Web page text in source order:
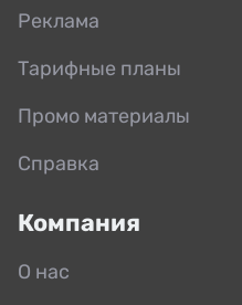
Реклама
Тарифные планы
Промо материалы
Справка
Компания
О нас